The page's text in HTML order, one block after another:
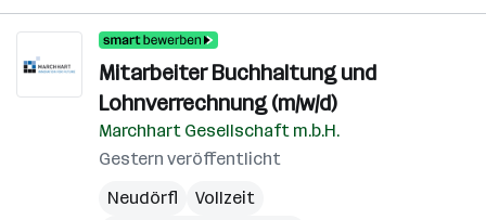
Mitarbeiter Buchhaltung und
Lohnverrechnung (m/w/d)
Marchhart Gesellschaft m.b.H.
Gestern veröffentlicht
Neudörfl
Vollzeit